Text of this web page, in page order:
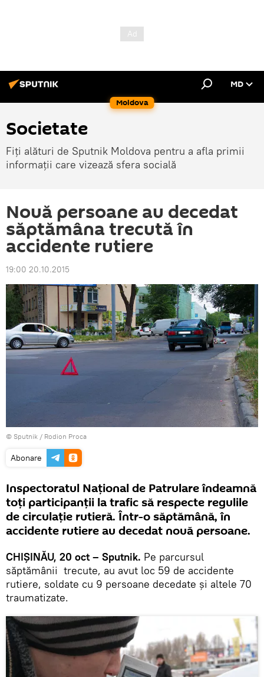
Moldova
MD
Societate
Fiți alături de Sputnik Moldova pentru a afla primii
informații care vizează sfera socială
Nouă persoane au decedat
săptămâna trecută în
accidente rutiere
19:00 20.10.2015
© Sputnik / Rodion Proca
Abonare
Inspectoratul Național de Patrulare îndeamnă
toți participanții la trafic să respecte regulile
de circulație rutieră. Într-o săptămână, în
accidente rutiere au decedat nouă persoane.
CHIŞINĂU, 20 oct – Sputnik. Pe parcursul
săptămânii trecute, au avut loc 59 de accidente
rutiere, soldate cu 9 persoane decedate și altele 70
traumatizate.